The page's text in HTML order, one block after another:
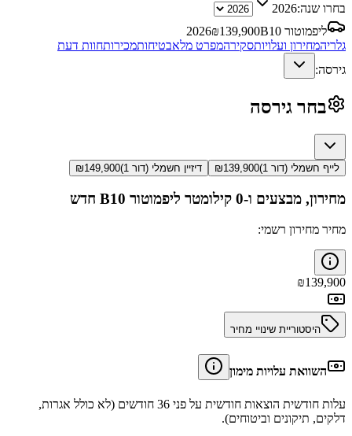
בחרו שנה:2026
ליפמוטור B10
2026₪139,900
גלריהמחירון ועלויותסקירהמפרט מלאבטיחותמכירותחוות דעת
גירסה:
בחר גירסה
לייף חשמלי (דור 1) ₪139,900 דיזיין חשמלי (דור 1) ₪149,900
מחירון, מבצעים ו-0 קילומטר ליפמוטור B10 חדש
מחיר מחירון רשמי:
₪139,900
היסטוריית שינויי מחיר
השוואת עלויות מימון
עלות חודשית הוצאות חודשית על פני 36 חודשים (לא כולל אגרות,
דלקים, תיקונים וביטוחים).